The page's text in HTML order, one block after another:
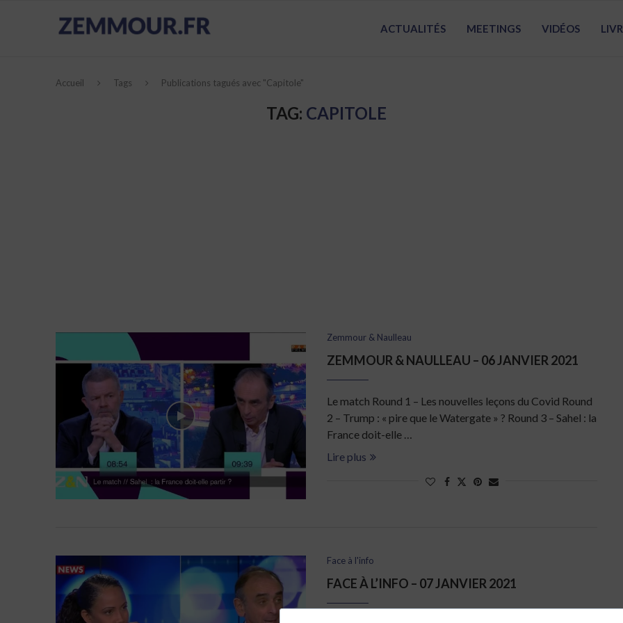
ACTUALITÉS MEETINGS VIDÉOS
Accueil Tags Publications tagués avec "Capitole"
TAG: CAPITOLE
Zemmour & Naulleau
ZEMMOUR & NAULLEAU – 06 JANVIER 2021
Le match Round 1 – Les nouvelles leçons du Covid Round
2 – Trump : « pire que le Watergate » ? Round 3 – Sahel : la
France doit-elle …
Lire plus
Face à l'info
FACE À L’INFO – 07 JANVIER 2021